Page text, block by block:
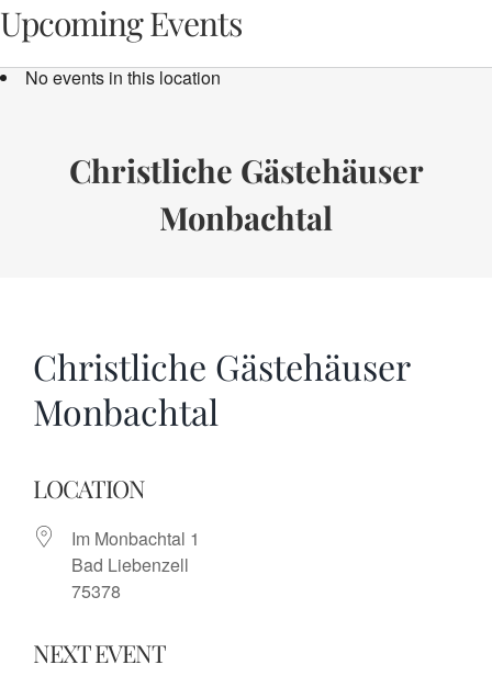
Audio
Bücher
Upcoming Events
No events in this location
Christliche Gästehäuser
Monbachtal
Christliche Gästehäuser
Monbachtal
LOCATION
Im Monbachtal 1
Bad Liebenzell
75378
NEXT EVENT